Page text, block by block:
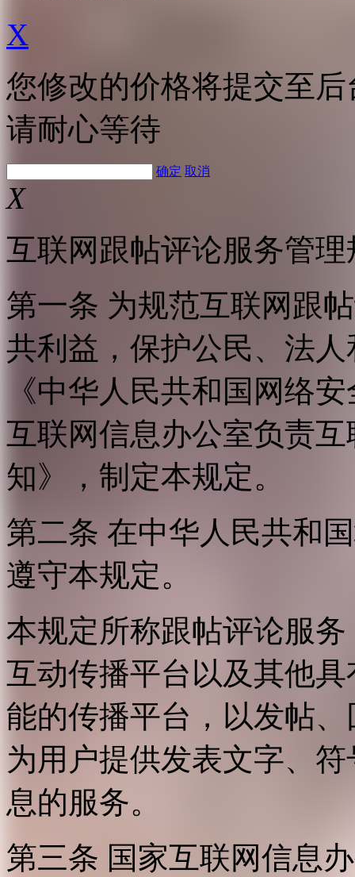
X
您修改的价格将提交至
请耐心等待
确定 取消
X
互联网跟帖评论服务管理
第一条 为规范互联网跟
共利益，保护公民、法
《中华人民共和国网络
互联网信息办公室负责
知》，制定本规定。
第二条 在中华人民共和
遵守本规定。
本规定所称跟帖评论服
互动传播平台以及其他
能的传播平台，以发帖
为用户提供发表文字、
息的服务。
第三条 国家互联网信息